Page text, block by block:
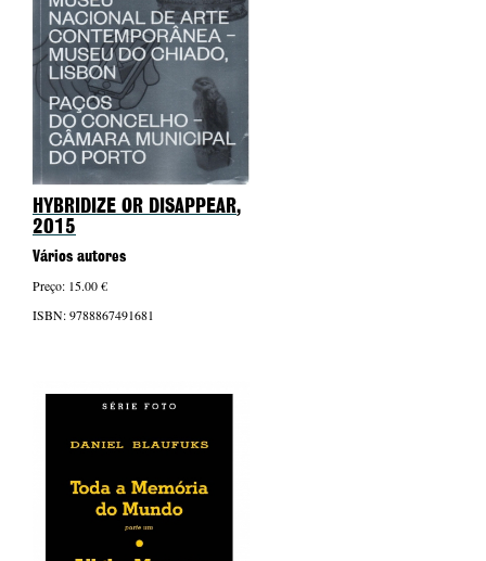
HYBRIDIZE OR DISAPPEAR,
2015
Vários autores
Preço: 15.00 €
ISBN: 9788867491681